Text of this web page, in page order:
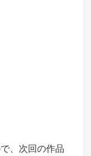
、次回の作品